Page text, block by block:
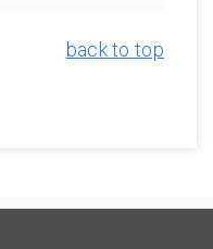
back to top